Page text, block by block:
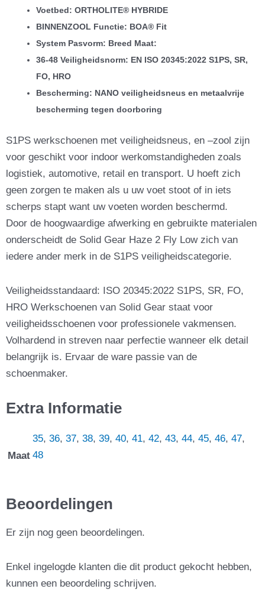
Voetbed: ORTHOLITE® HYBRIDE
BINNENZOOL Functie: BOA® Fit
System Pasvorm: Breed Maat:
36-48 Veiligheidsnorm: EN ISO 20345:2022 S1PS, SR,
FO, HRO
Bescherming: NANO veiligheidsneus en metaalvrije
bescherming tegen doorboring
S1PS werkschoenen met veiligheidsneus, en –zool zijn
voor geschikt voor indoor werkomstandigheden zoals
logistiek, automotive, retail en transport. U hoeft zich
geen zorgen te maken als u uw voet stoot of in iets
scherps stapt want uw voeten worden beschermd.
Door de hoogwaardige afwerking en gebruikte materialen
onderscheidt de Solid Gear Haze 2 Fly Low zich van
iedere ander merk in de S1PS veiligheidscategorie.
Veiligheidsstandaard: ISO 20345:2022 S1PS, SR, FO,
HRO Werkschoenen van Solid Gear staat voor
veiligheidsschoenen voor professionele vakmensen.
Volhardend in streven naar perfectie wanneer elk detail
belangrijk is. Ervaar de ware passie van de
schoenmaker.
Extra Informatie
Maat
35, 36, 37, 38, 39, 40, 41, 42, 43, 44, 45, 46, 47,
48
Beoordelingen
Er zijn nog geen beoordelingen.
Enkel ingelogde klanten die dit product gekocht hebben,
kunnen een beoordeling schrijven.